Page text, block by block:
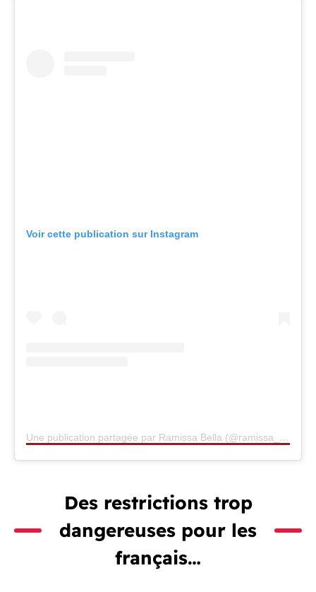
Voir cette publication sur Instagram
Une publication partagée par Ramissa Bella (@ramissa_bella)
Des restrictions trop
dangereuses pour les
français…